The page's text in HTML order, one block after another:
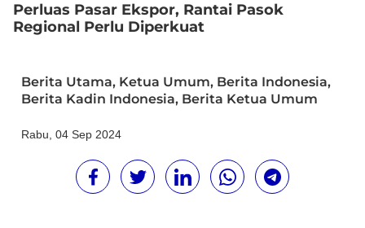
Perluas Pasar Ekspor, Rantai Pasok
Regional Perlu Diperkuat
Berita Utama, Ketua Umum, Berita Indonesia,
Berita Kadin Indonesia, Berita Ketua Umum
Rabu, 04 Sep 2024